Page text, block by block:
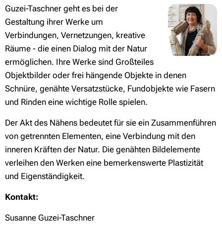
Guzei-Taschner geht es bei der
Gestaltung ihrer Werke um
Verbindungen, Vernetzungen, kreative
Räume - die einen Dialog mit der Natur
ermöglichen. Ihre Werke sind Großteiles
Objektbilder oder frei hängende Objekte in denen
Schnüre, genähte Versatzstücke, Fundobjekte wie Fasern
und Rinden eine wichtige Rolle spielen.
Der Akt des Nähens bedeutet für sie ein Zusammenführen
von getrennten Elementen, eine Verbindung mit den
inneren Kräften der Natur. Die genähten Bildelemente
verleihen den Werken eine bemerkenswerte Plastizität
und Eigenständigkeit.
Kontakt:
Susanne Guzei-Taschner